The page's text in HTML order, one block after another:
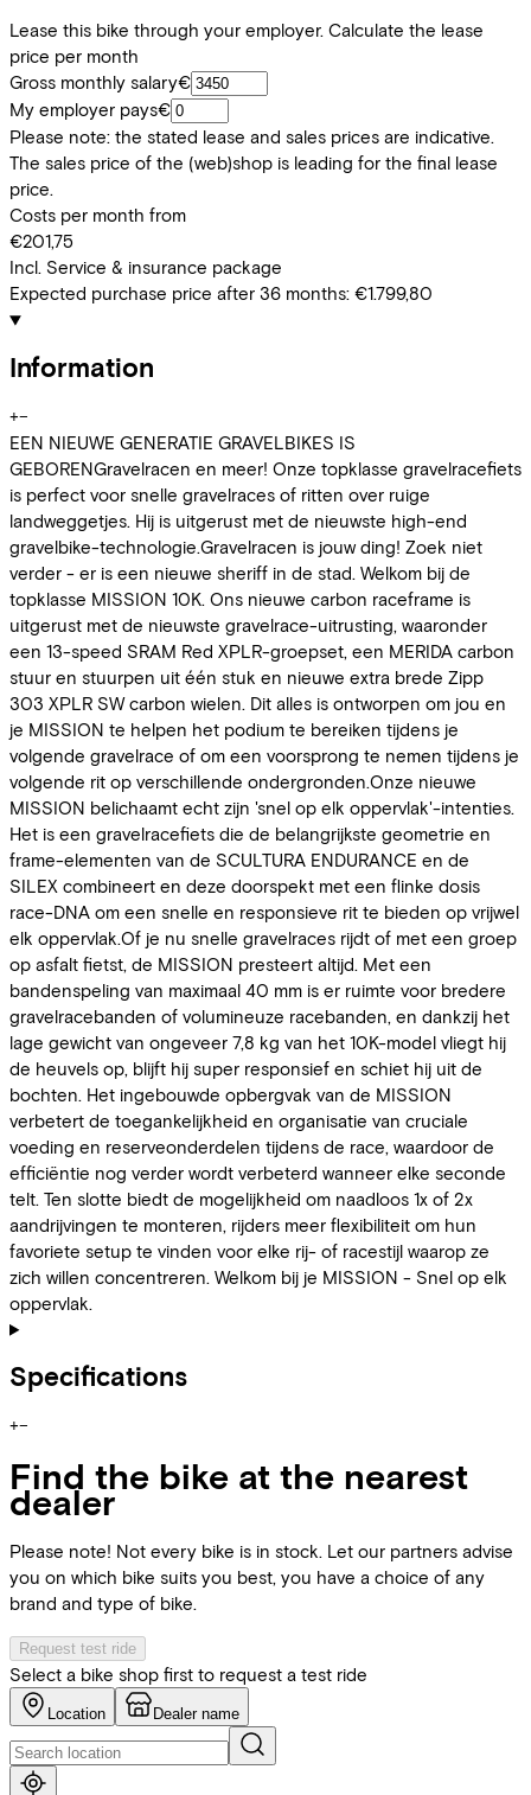
Lease this bike through your employer. Calculate the lease
price per month
Gross monthly salary€
My employer pays€
Please note: the stated lease and sales prices are indicative.
The sales price of the (web)shop is leading for the final lease
price.
Costs per month from
€201,75
Incl. Service & insurance package
Expected purchase price after 36 months: €1.799,80
Information
+−
EEN NIEUWE GENERATIE GRAVELBIKES IS
GEBORENGravelracen en meer! Onze topklasse gravelracefiets
is perfect voor snelle gravelraces of ritten over ruige
landweggetjes. Hij is uitgerust met de nieuwste high-end
gravelbike-technologie.Gravelracen is jouw ding! Zoek niet
verder - er is een nieuwe sheriff in de stad. Welkom bij de
topklasse MISSION 10K. Ons nieuwe carbon raceframe is
uitgerust met de nieuwste gravelrace-uitrusting, waaronder
een 13-speed SRAM Red XPLR-groepset, een MERIDA carbon
stuur en stuurpen uit één stuk en nieuwe extra brede Zipp
303 XPLR SW carbon wielen. Dit alles is ontworpen om jou en
je MISSION te helpen het podium te bereiken tijdens je
volgende gravelrace of om een voorsprong te nemen tijdens je
volgende rit op verschillende ondergronden.Onze nieuwe
MISSION belichaamt echt zijn 'snel op elk oppervlak'-intenties.
Het is een gravelracefiets die de belangrijkste geometrie en
frame-elementen van de SCULTURA ENDURANCE en de
SILEX combineert en deze doorspekt met een flinke dosis
race-DNA om een snelle en responsieve rit te bieden op vrijwel
elk oppervlak.Of je nu snelle gravelraces rijdt of met een groep
op asfalt fietst, de MISSION presteert altijd. Met een
bandenspeling van maximaal 40 mm is er ruimte voor bredere
gravelracebanden of volumineuze racebanden, en dankzij het
lage gewicht van ongeveer 7,8 kg van het 10K-model vliegt hij
de heuvels op, blijft hij super responsief en schiet hij uit de
bochten. Het ingebouwde opbergvak van de MISSION
verbetert de toegankelijkheid en organisatie van cruciale
voeding en reserveonderdelen tijdens de race, waardoor de
efficiëntie nog verder wordt verbeterd wanneer elke seconde
telt. Ten slotte biedt de mogelijkheid om naadloos 1x of 2x
aandrijvingen te monteren, rijders meer flexibiliteit om hun
favoriete setup te vinden voor elke rij- of racestijl waarop ze
zich willen concentreren. Welkom bij je MISSION - Snel op elk
oppervlak.
Specifications
+−
Find the bike at the nearest
dealer
Please note! Not every bike is in stock. Let our partners advise
you on which bike suits you best, you have a choice of any
brand and type of bike.
Request test ride
Select a bike shop first to request a test ride
Location Dealer name